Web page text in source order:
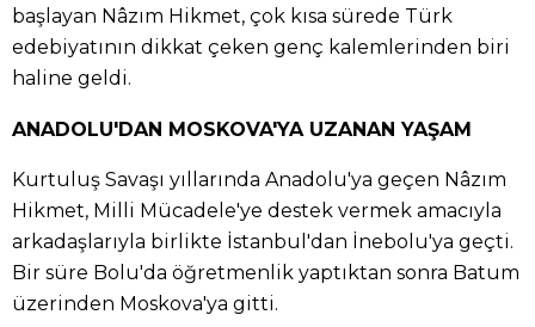
başlayan Nâzım Hikmet, çok kısa sürede Türk
edebiyatının dikkat çeken genç kalemlerinden biri
haline geldi.
ANADOLU'DAN MOSKOVA'YA UZANAN YAŞAM
Kurtuluş Savaşı yıllarında Anadolu'ya geçen Nâzım
Hikmet, Milli Mücadele'ye destek vermek amacıyla
arkadaşlarıyla birlikte İstanbul'dan İnebolu'ya geçti.
Bir süre Bolu'da öğretmenlik yaptıktan sonra Batum
üzerinden Moskova'ya gitti.